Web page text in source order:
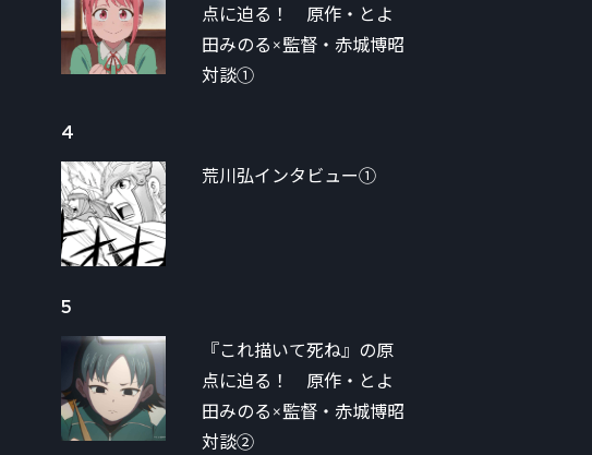
点に迫る！ 原作・とよ
田みのる×監督・赤城博昭
対談①
4
荒川弘インタビュー①
5
『これ描いて死ね』の原
点に迫る！ 原作・とよ
田みのる×監督・赤城博昭
対談②